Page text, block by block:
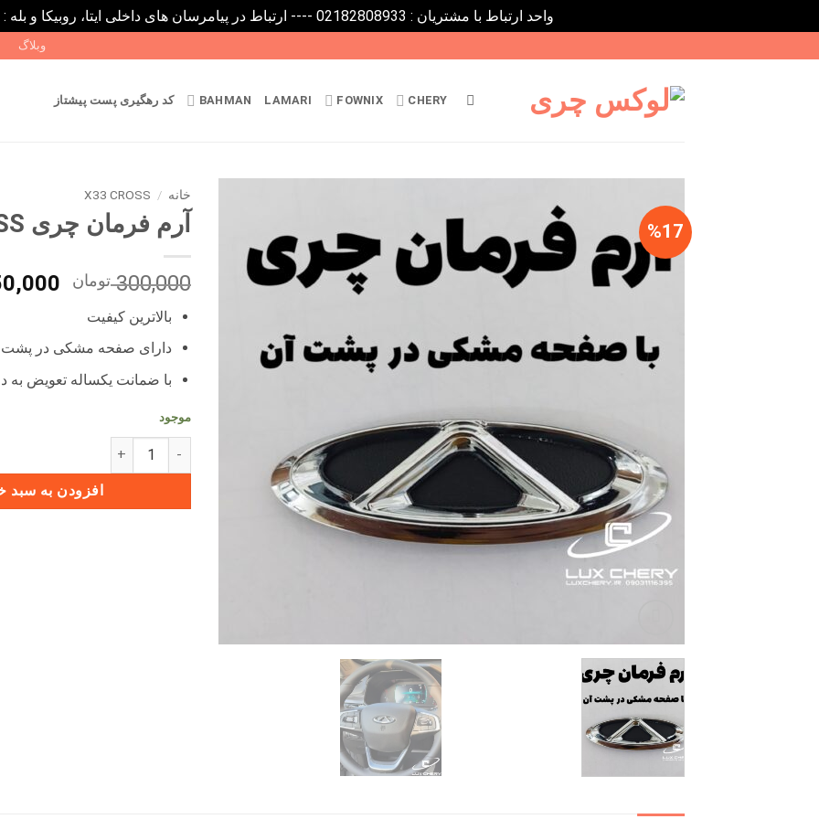
واحد ارتباط با مشتریان : 02182808933 ---- ارتباط در پیامرسان های داخلی ایتا، روبیکا و بله : 09031116395
to
وبلاگ
CHERY
FOWNIX
LAMARI
BAHMAN کد رهگیری پست پیشتاز
%17
خانه /
X33 CROSS
آرم فرمان چری X33 CROSS
300,000 تومان
قیمت
بود.
بالاترین کیفیت
دارای صفحه مشکی در پشت
با ضمانت یکساله تعویض به
موجود
آرم فرمان چری X33 CROSS عدد
افزودن به سبد